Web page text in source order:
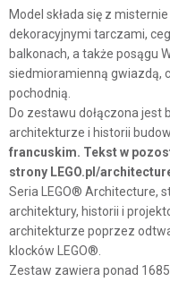
Model składa się z
dekoracyjnymi tarczami,
balkonach, a także posągu
siedmioramienną gwiazdą,
pochodnią.
Do zestawu dołączona
architekturze i historii
francuskim. Tekst w
strony LEGO.pl/
Seria LEGO® Architecture,
architektury, historii i
architekturze poprzez
klocków LEGO®.
Zestaw zawiera ponad 1685